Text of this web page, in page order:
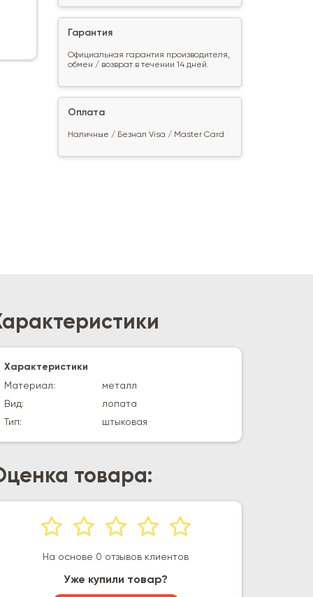
Гарантия
Официальная гарантия производителя,
обмен / возврат в течении 14 дней.
Оплата
Наличные / Безнал Visa / Master Card
Характеристики
Материал:
металл
Вид:
лопата
Тип:
штыковая
товара:
На основе 0 отзывов клиентов
Уже купили товар?